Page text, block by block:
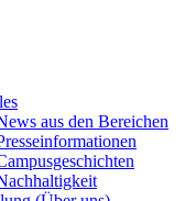
aus den Bereichen